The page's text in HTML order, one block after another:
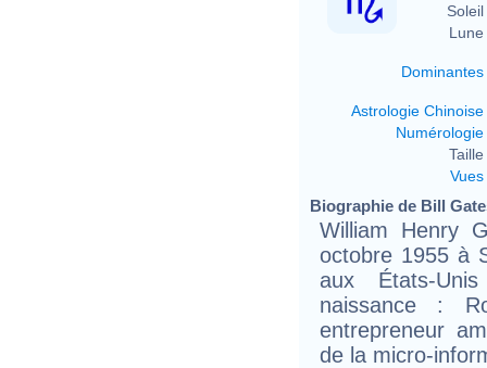
Soleil
Lune
Dominantes
Astrologie Chinoise
Numérologie
Taille
Vues
Biographie de Bill
William Henry
octobre 1955 à
aux États-
naissance :
entrepreneur
de la micro-